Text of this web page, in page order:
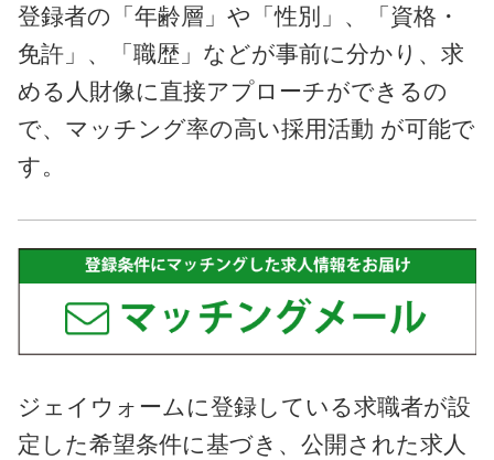
登録者の「年齢層」や「性別」、「資格・
免許」、「職歴」などが事前に分かり、求
める人財像に直接アプローチができるの
で、マッチング率の高い採用活動 が可能で
す。
ジェイウォームに登録している求職者が設
定した希望条件に基づき、公開された求人